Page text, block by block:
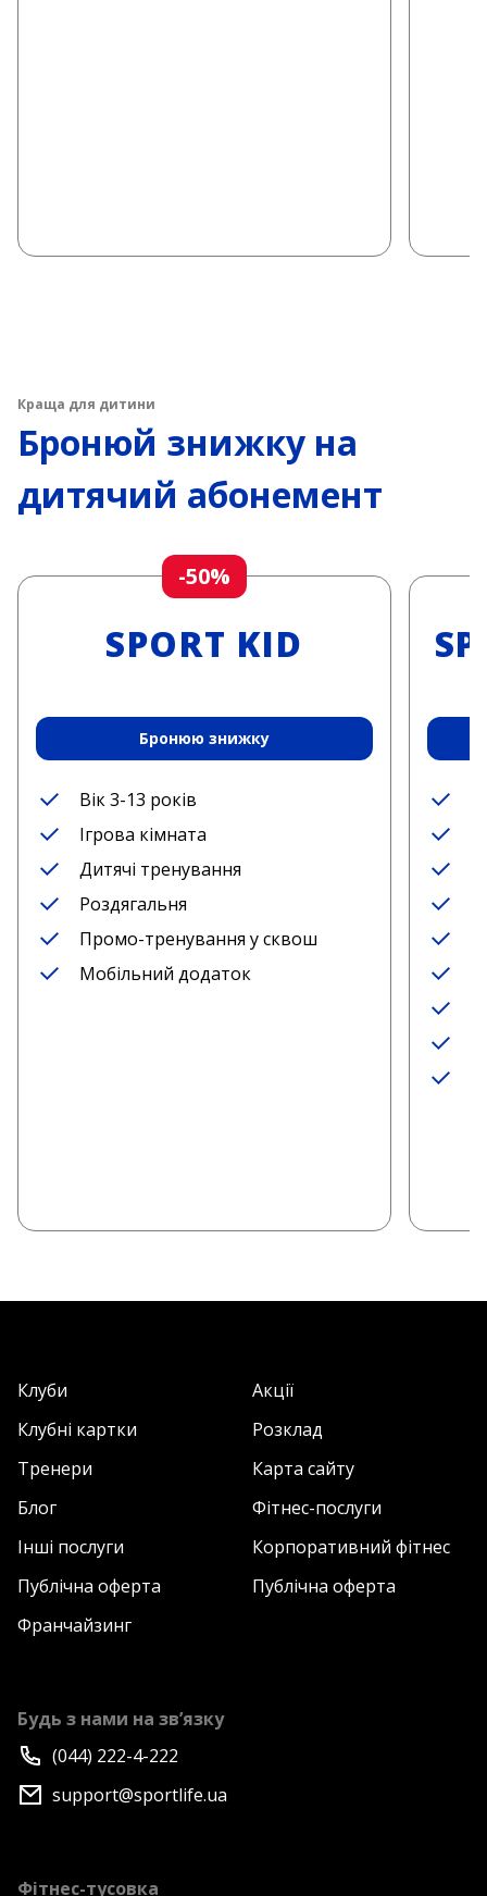
Краща для дитини
Бронюй знижку на
дитячий абонемент
-50%
SPORT KID
Бронюю знижку
Вік 3-13 років
Ігрова кімната
Дитячі тренування
Роздягальня
Промо-тренування у сквош
Мобільний додаток
Клуби
Акції
Клубні картки
Розклад
Тренери
Карта сайту
Блог
Фітнес-послуги
Інші послуги
Корпоративний фітнес
Публічна оферта
Публічна оферта
Франчайзинг
Будь з нами на зв’язку
(044) 222-4-222
support@sportlife.ua
Фітнес-тусовка